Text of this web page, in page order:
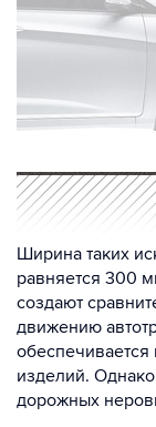
Ширина таких
равняется 300
создают
движению
изделий.
дорожных